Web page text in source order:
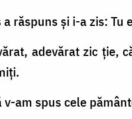
a răspuns şi i-a zis:
adevărat zic ţie,
v-am spus cele